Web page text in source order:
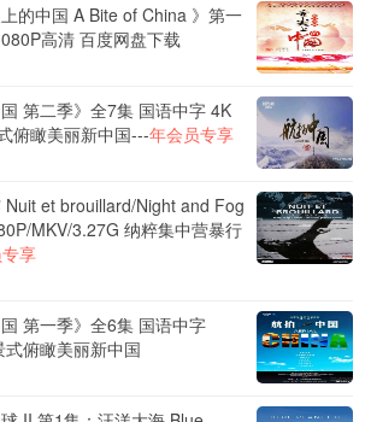
的中国 A Bite of China 》第一
高清 百度网盘下载
第二季》全7集 国语中字 4K
俯瞰美丽新中国---年会员专享
Nuit et brouillard/Night and Fog
MKV/3.27G 纳粹集中营暴行
享
第一季》全6集 国语中字
俯瞰美丽新中国